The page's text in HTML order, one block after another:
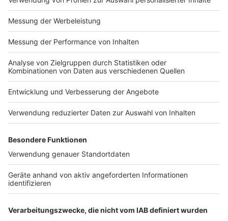
Bordprogramm mit Politiker Polenz und Ex-
Zoochef Adler
Anzeige
Auch das Bord-Programm für die Urlauber ist
Route Vorträge und Diskussionsrunden mit dem
Münsteraner Politiker Ruprecht Polenz oder dem
ehemaligen Zoochef und Zeitzeugen der deutsch-
deutschen Geschichte, Jörg Adler. Auch der ehemalige
Sportmoderator Manfred Breuckmann hat sich zum